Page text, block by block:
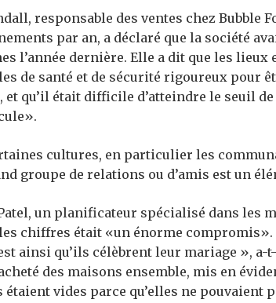
responsable des ventes chez Bubble
par an, a déclaré que la société
l’année dernière. Elle a dit que les
de santé et de sécurité rigoureux pour
et qu’il était difficile d’atteindre le seuil
cultures, en particulier les
groupe de relations ou d’amis est un
un planificateur spécialisé dans les
chiffres était «un énorme compromis».
ainsi qu’ils célèbrent leur mariage »,
des maisons ensemble, mis en
étaient vides parce qu’elles ne pouvaient